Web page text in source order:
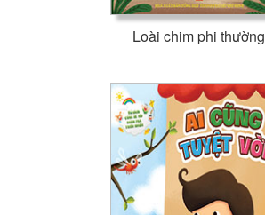
Loài chim phi thường